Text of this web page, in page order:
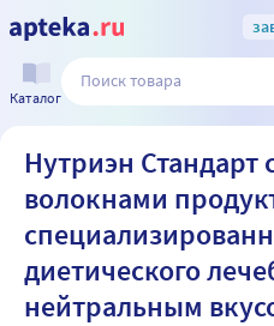
Каталог
Нутриэн
волокнами
диетического
нейтральным